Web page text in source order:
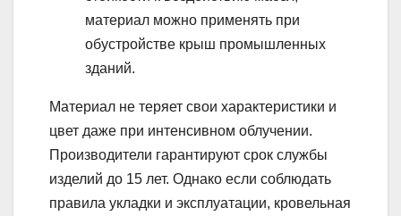
материал можно применять при
обустройстве крыш промышленных
зданий.
Материал не теряет свои характеристики и
цвет даже при интенсивном облучении.
Производители гарантируют срок службы
изделий до 15 лет. Однако если соблюдать
правила укладки и эксплуатации, кровельная